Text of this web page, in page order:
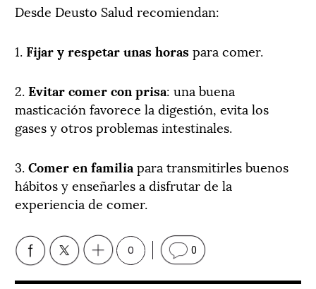
Desde Deusto Salud recomiendan:
1.Fijar y respetar unas horaspara comer.
2.Evitar comer con prisa: una buena
masticación favorece la digestión, evita los
gases y otros problemas intestinales.
3.Comer en familia para transmitirles buenos
hábitos y enseñarles a disfrutar de la
experiencia de comer.
0 0